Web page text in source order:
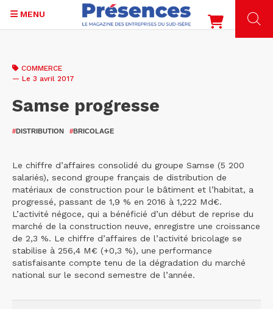
contenu
MENU
COMMERCE
— Le 3 avril 2017
Samse progresse
#DISTRIBUTION #BRICOLAGE
Le chiffre d’affaires consolidé du groupe Samse (5 200
salariés), second groupe français de distribution de
matériaux de construction pour le bâtiment et l’habitat, a
progressé, passant de 1,9 % en 2016 à 1,222 Md€.
L’activité négoce, qui a bénéficié d’un début de reprise du
marché de la construction neuve, enregistre une croissance
de 2,3 %. Le chiffre d’affaires de l’activité bricolage se
stabilise à 256,4 M€ (+0,3 %), une performance
satisfaisante compte tenu de la dégradation du marché
national sur le second semestre de l’année.